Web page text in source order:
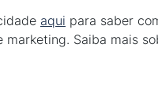
aqui para saber
marketing. Saiba mais